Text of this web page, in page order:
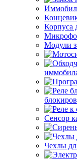
Корпуса
Модули
Сенсор
Чехлы